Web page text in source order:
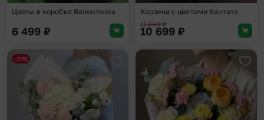
Цветы в коробке Валентинка
6 499 ₽
Корзина с цветами Кантата
11 899₽
10 699 ₽
Добавить в избранное
-20%